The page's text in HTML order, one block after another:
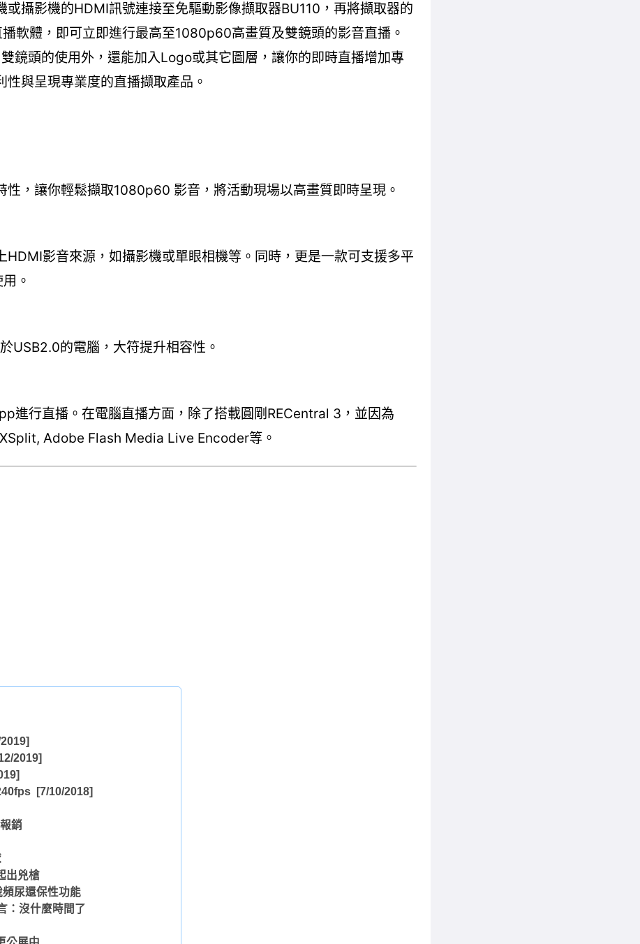
攝影機的HDMI訊號連接至免驅動影像擷取器BU110，再將擷取器的
軟體，即可立即進行最高至1080p60高畫質及雙鏡頭的影音直播。
鏡頭的使用外，還能加入Logo或其它圖層，讓你的即時直播增加專
與呈現專業度的直播擷取產品。
，讓你輕鬆擷取1080p60 影音，將活動現場以高畫質即時呈現。
影音來源，如攝影機或單眼相機等。同時，更是一款可支援多平
。
USB2.0的電腦，大符提升相容性。
進行直播。在電腦直播方面，除了搭載圓剛RECentral 3，並因為
Adobe Flash Media Live Encoder等。
2019]
[7/10/2018]
銷
出兇槍
尿還保性功能
：沒什麼時間了